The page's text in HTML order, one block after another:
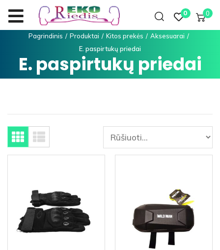
0 0
Pagrindinis / Produktai / Kitos prekės / Aksesuarai /
E. paspirtukų priedai
E. paspirtukų priedai